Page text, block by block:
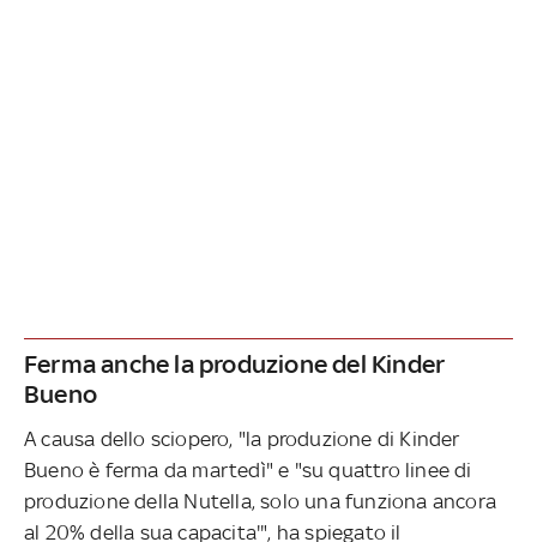
Ferma anche la produzione del Kinder
Bueno
A causa dello sciopero, "la produzione di Kinder
Bueno è ferma da martedì" e "su quattro linee di
produzione della Nutella, solo una funziona ancora
al 20% della sua capacita'", ha spiegato il